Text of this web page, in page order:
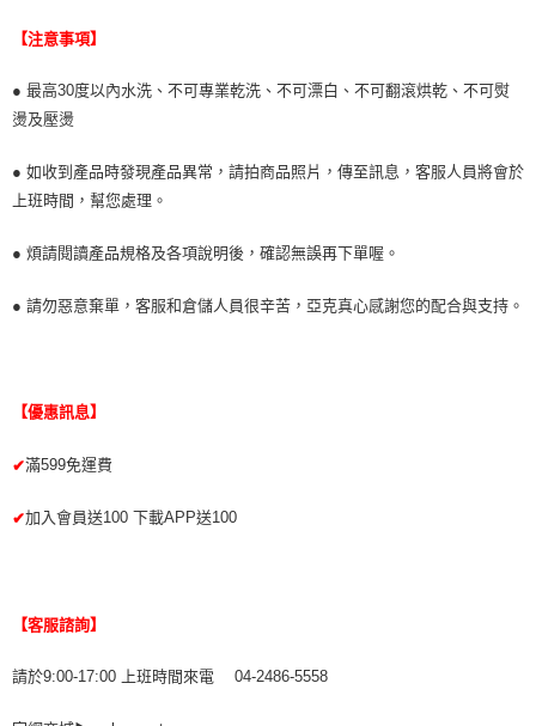
【注意事項】
● 最高30度以內水洗、不可專業乾洗、不可漂白、不可翻滾烘乾、不可熨
燙及壓燙
● 如收到產品時發現產品異常，請拍商品照片，傳至訊息，客服人員將會於
上班時間，幫您處理。
● 煩請閱讀產品規格及各項說明後，確認無誤再下單喔。
● 請勿惡意棄單，客服和倉儲人員很辛苦，亞克真心感謝您的配合與支持。
【優惠訊息】
✔滿599免運費
✔加入會員送100 下載APP送100
【客服諮詢】
請於9:00-17:00 上班時間來電 04-2486-5558